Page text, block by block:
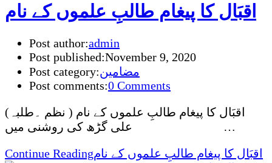
اقبَال کا پیغام طالبِ علموں کے نام
Post author:admin
Post published:November 9, 2020
Post category:مضامین
Post comments:0 Comments
(اقبَال کا پیغام طالبِ علموں کے نام ( نظم ۔طلبہ
علی گڑھ کی روشنی میں …
Continue Readingاقبَال کا پیغام طالبِ علموں کے نام